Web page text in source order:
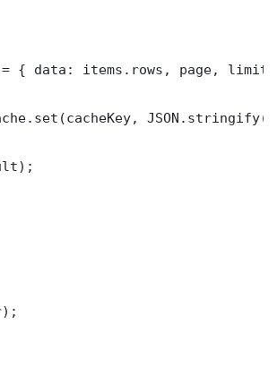
{ data: items.rows, page,